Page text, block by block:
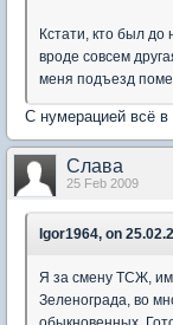
Кстати, кто был до
вроде совсем
меня подъезд
С нумерацией всё в
Слава
25 Feb 2009
Igor1964, on
Я за смену ТСЖ,
Зеленограда, во